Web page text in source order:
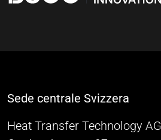
Sede centrale Svizzera
Heat Transfer Technology AG